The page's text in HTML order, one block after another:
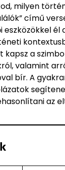
milyen
című
él
kapsz a
valamint
bír. A
az